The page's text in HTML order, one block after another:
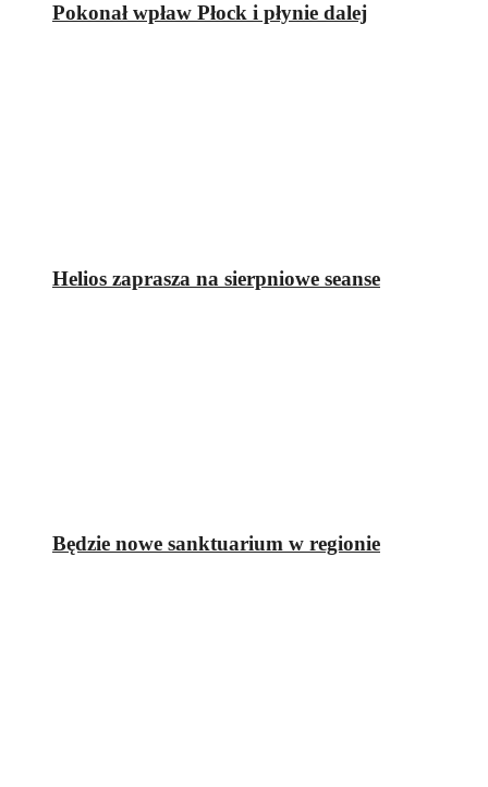
Pokonał wpław Płock i płynie dalej
Helios zaprasza na sierpniowe seanse
Będzie nowe sanktuarium w regionie